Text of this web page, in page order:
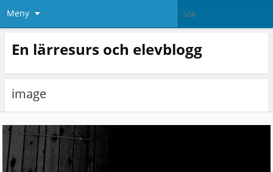
Meny
En lärresurs och elevblogg
image